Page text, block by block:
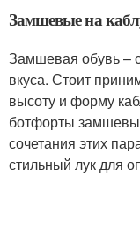
Замшевые на
Замшевая обувь –
вкуса. Стоит
высоту и форму
ботфорты
сочетания этих
стильный лук для